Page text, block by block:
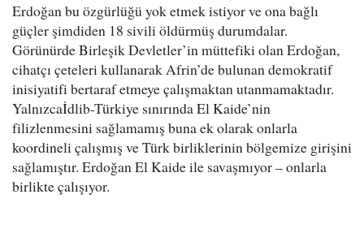
Erdoğan bu özgürlüğü yok etmek istiyor ve ona bağlı
güçler şimdiden 18 sivili öldürmüş durumdalar.
Görünürde Birleşik Devletler’in müttefiki olan Erdoğan,
cihatçı çeteleri kullanarak Afrin’de bulunan demokratif
inisiyatifi bertaraf etmeye çalışmaktan utanmamaktadır.
Yalnızcaİdlib-Türkiye sınırında El Kaide’nin
filizlenmesini sağlamamış buna ek olarak onlarla
koordineli çalışmış ve Türk birliklerinin bölgemize girişini
sağlamıştır. Erdoğan El Kaide ile savaşmıyor – onlarla
birlikte çalışıyor.